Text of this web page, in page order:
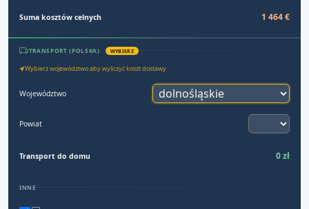
Suma kosztów celnych 1 464 €
TRANSPORT (POLSKA) WYBIERZ
Wybierz województwo aby wyliczyć koszt dostawy
Województwo
Powiat
Transport do domu 0 zł
INNE